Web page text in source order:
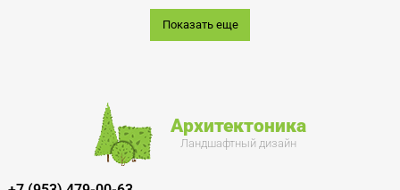
Показать еще
Архитектоника
Ландшафтный дизайн